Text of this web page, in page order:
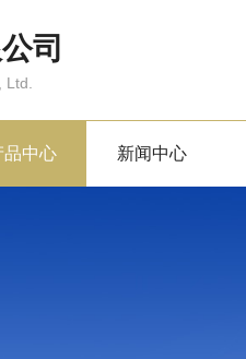
司
品中心 新闻中心